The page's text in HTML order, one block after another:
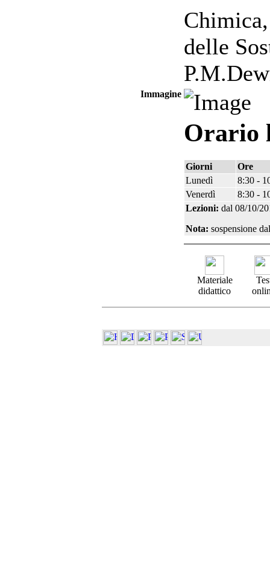
delle
Immagine
Orario
Giorni
Ore
Lunedì
8:30 -
Venerdì
8:30 -
Lezioni: dal 08/10/
Nota: sospensione
Materiale
didattico